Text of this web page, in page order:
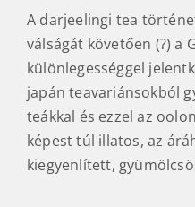
A darjeelingi tea
válságát követően (?) a
különlegességgel
japán teavariánsokból
teákkal és ezzel az
képest túl illatos, az
kiegyenlített,